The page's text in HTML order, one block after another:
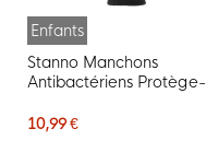
Enfants
Stanno Manchons
Antibactériens Protège-
10,99 €